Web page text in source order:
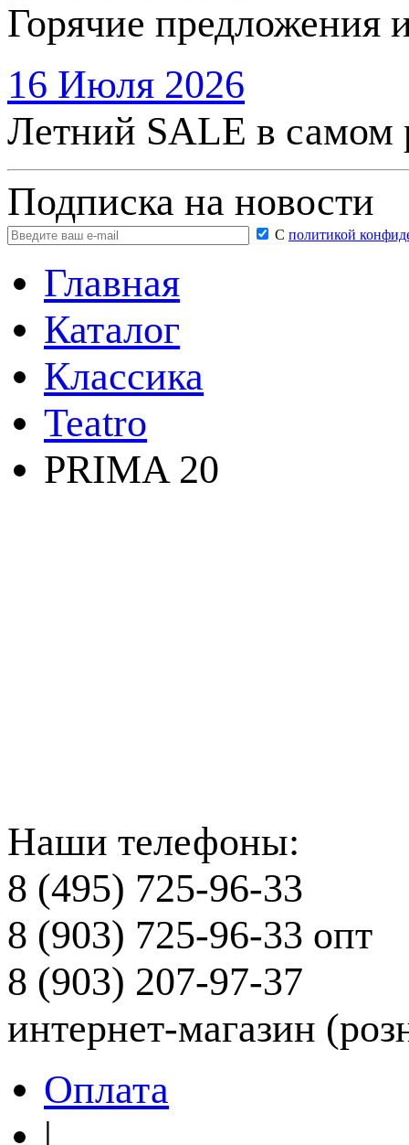
Горячие предложения
16 Июля 2026
Летний SALE в самом
Подписка на новости
С политикой
Главная
Каталог
Классика
Teatro
PRIMA 20
Наши телефоны:
8 (495) 725-96-33
8 (903) 725-96-33 опт
8 (903) 207-97-37
интернет-магазин
Оплата